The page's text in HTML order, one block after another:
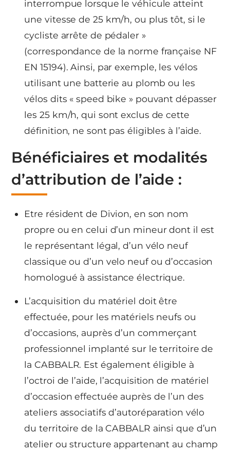
interrompue lorsque le véhicule atteint
une vitesse de 25 km/h, ou plus tôt, si le
cycliste arrête de pédaler »
(correspondance de la norme française NF
EN 15194). Ainsi, par exemple, les vélos
utilisant une batterie au plomb ou les
vélos dits « speed bike » pouvant dépasser
les 25 km/h, qui sont exclus de cette
définition, ne sont pas éligibles à l’aide.
Bénéficiaires et modalités
d’attribution de l’aide :
Etre résident de Divion, en son nom
propre ou en celui d’un mineur dont il est
le représentant légal, d’un vélo neuf
classique ou d’un velo neuf ou d’occasion
homologué à assistance électrique.
L’acquisition du matériel doit être
effectuée, pour les matériels neufs ou
d’occasions, auprès d’un commerçant
professionnel implanté sur le territoire de
la CABBALR. Est également éligible à
l’octroi de l’aide, l’acquisition de matériel
d’occasion effectuée auprès de l’un des
ateliers associatifs d’autoréparation vélo
du territoire de la CABBALR ainsi que d’un
atelier ou structure appartenant au champ